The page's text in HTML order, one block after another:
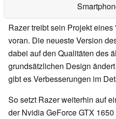
Razer treibt sein Projekt
voran. Die neueste Version
dabei auf den Qualitäten des
grundsätzlichen Design
gibt es Verbesserungen im
So setzt Razer weiterhin auf
der Nvidia GeForce GTX